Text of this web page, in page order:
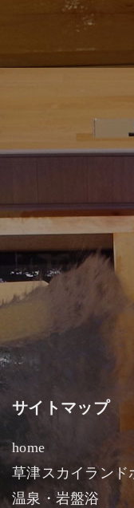
サイトマップ
home
草津スカイラン
温泉・岩盤浴